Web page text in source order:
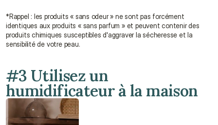
*Rappel : les produits « sans odeur » ne sont pas forcément
identiques aux produits « sans parfum » et peuvent contenir des
produits chimiques susceptibles d'aggraver la sécheresse et la
sensibilité de votre peau.
#3 Utilisez un
humidificateur à la maison